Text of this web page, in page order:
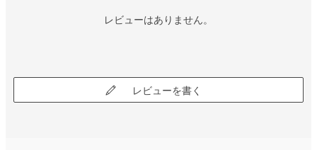
レビューはありません。
レビューを書く